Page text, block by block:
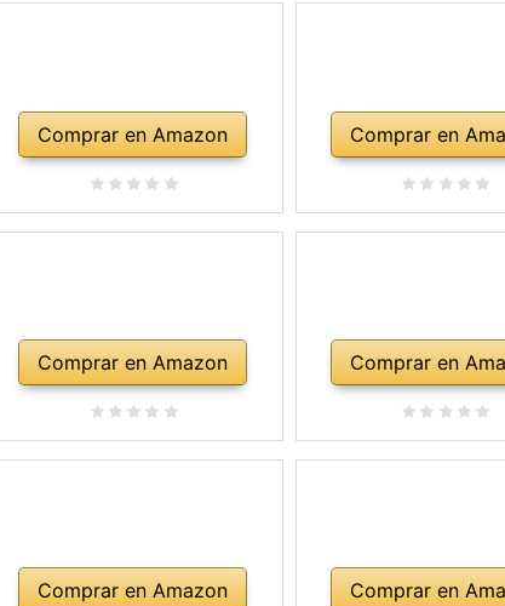
Comprar en Amazon Comprar en
Comprar en Amazon Comprar en
Comprar en Amazon Comprar en